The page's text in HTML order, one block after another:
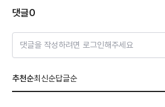
댓글0
댓글을 작성하려면 로그인해주세요
추천순최신순답글순